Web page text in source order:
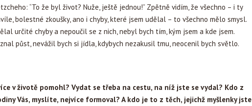
“To že byl život? Nuže, ještě jednou!” Zpětně vidím, že všechno – i ty
bolestné zkoušky, ano i chyby, které jsem udělal – to všechno mělo smysl.
určité chyby a nepoučil se z nich, nebyl bych tím, kým jsem a kde jsem.
půst, nevážil bych si jídla, kdybych nezakusil tmu, neocenil bych světlo.
v životě pomohl? Vydat se třeba na cestu, na níž jste se vydal? Kdo z
Vás, myslíte, nejvíce formoval? A kdo je to z těch, jejichž myšlenky jste